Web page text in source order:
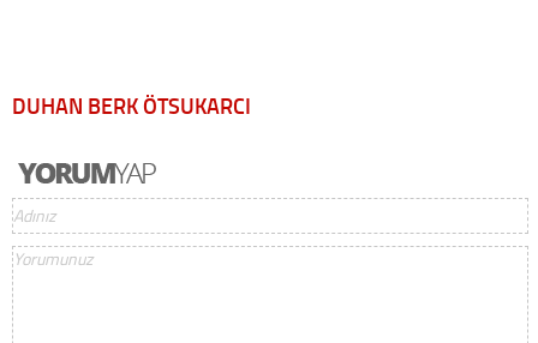
DUHAN BERK ÖTSUKARCI